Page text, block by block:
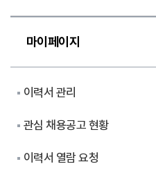
마이페이지
이력서 관리
관심 채용공고 현황
이력서 열람 요청